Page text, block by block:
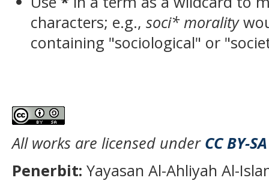
characters; e.g.,soci* morality
containing "sociological" or
All works are licensed under CC BY-SA
Penerbit: Yayasan Al-Ahliyah Al-